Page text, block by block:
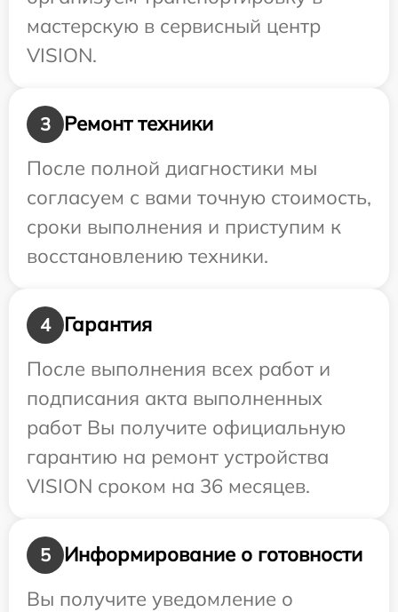
мастерскую в сервисный центр
VISION.
3
Ремонт техники
После полной диагностики мы
согласуем с вами точную стоимость,
сроки выполнения и приступим к
восстановлению техники.
4
Гарантия
После выполнения всех работ и
подписания акта выполненных
работ Вы получите официальную
гарантию на ремонт устройства
VISION сроком на 36 месяцев.
5
Информирование о готовности
Вы получите уведомление о